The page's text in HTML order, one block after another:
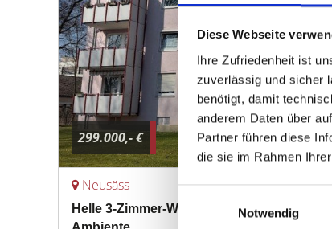
Diese Webseite
Ihre Zufriedenheit ist
zuverlässig und sicher
benötigt, damit
anderem Daten über
Partner führen diese
die sie im Rahmen
Notwendig
299.000,- €
Neusäss
Helle 3-Zimmer-Wohnung in gepflegter